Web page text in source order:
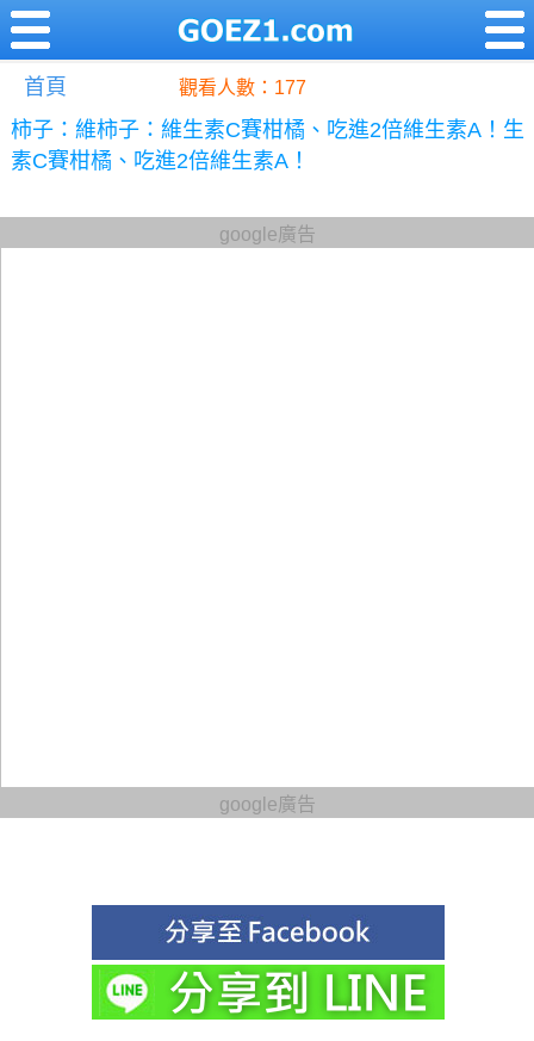
首頁 觀看人數：177
柿子：維柿子：維生素C賽柑橘、吃進2倍維生素A！生
素C賽柑橘、吃進2倍維生素A！
google廣告
google廣告